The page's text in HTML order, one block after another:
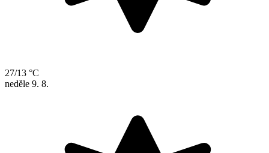
27/13 °C
neděle 9. 8.